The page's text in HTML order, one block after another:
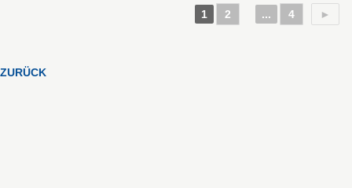
1 2 ... 4 ►
ZURÜCK